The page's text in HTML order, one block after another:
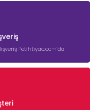
Petihtiyac.com’da